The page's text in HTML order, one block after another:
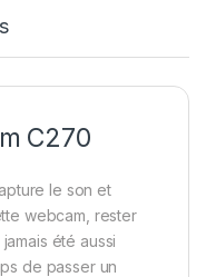
C270
le son et
webcam, rester
été aussi
de passer un